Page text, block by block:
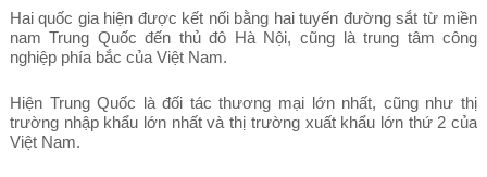
Hai quốc gia hiện được kết nối bằng hai tuyến đường sắt từ miền
nam Trung Quốc đến thủ đô Hà Nội, cũng là trung tâm công
nghiệp phía bắc của Việt Nam.
Hiện Trung Quốc là đối tác thương mại lớn nhất, cũng như thị
trường nhập khẩu lớn nhất và thị trường xuất khẩu lớn thứ 2 của
Việt Nam.